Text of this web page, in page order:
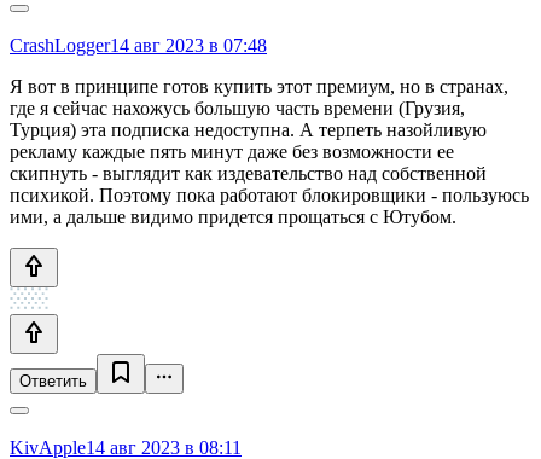
CrashLogger14 авг 2023 в 07:48
Я вот в принципе готов купить этот премиум, но в странах,
где я сейчас нахожусь большую часть времени (Грузия,
Турция) эта подписка недоступна. А терпеть назойливую
рекламу каждые пять минут даже без возможности ее
скипнуть - выглядит как издевательство над собственной
психикой. Поэтому пока работают блокировщики - пользуюсь
ими, а дальше видимо придется прощаться с Ютубом.
Ответить
KivApple14 авг 2023 в 08:11